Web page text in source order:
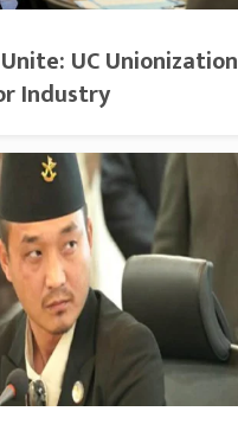
UC Unionization
Industry